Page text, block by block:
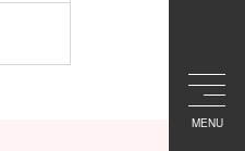
MENU